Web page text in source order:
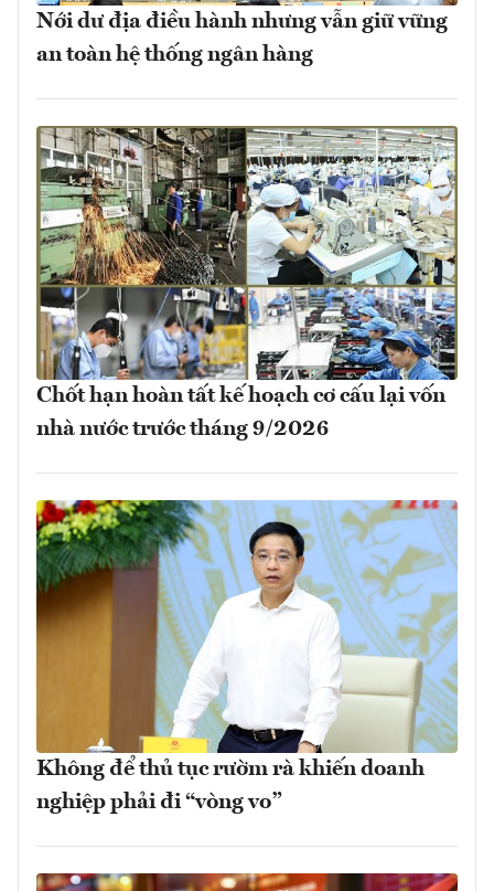
Nới dư địa điều hành nhưng vẫn giữ vững
an toàn hệ thống ngân hàng
Chốt hạn hoàn tất kế hoạch cơ cấu lại vốn
nhà nước trước tháng 9/2026
Không để thủ tục rườm rà khiến doanh
nghiệp phải đi “vòng vo”